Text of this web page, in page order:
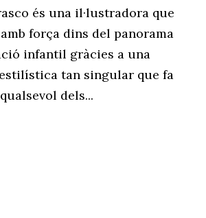
és una il·lustradora que
força dins del panorama
infantil gràcies a una
tan singular que fa
dels...